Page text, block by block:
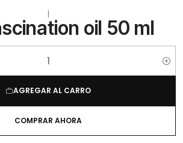
oil 50 ml
AGREGAR AL CARRO
COMPRAR AHORA